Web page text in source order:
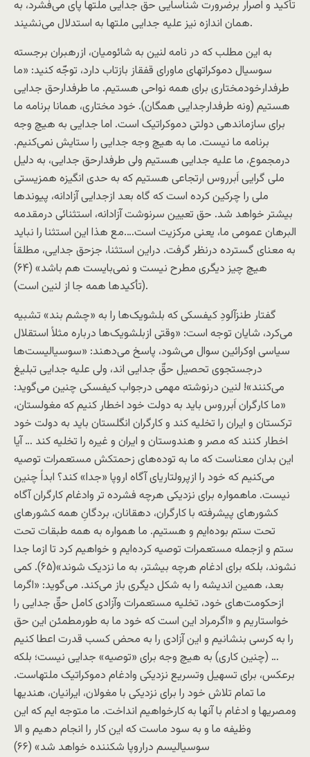
تأکيد و اصرار برضرورت شناسايی حق جدايی ملتها پای می‌فشرد، به
همان اندازه نيز عليه جدايی ملتها به استدلال می‌نشيند.
به اين مطلب که در نامه لنين به شائوميان، ازرهبران برجسته
سوسيال دموکراتهای ماورای قفقاز بازتاب دارد، توجّه کنيد: «ما
طرفدارخودمختاری برای همه نواحی هستيم. ما طرفدارحق جدايی
هستيم (ونه طرفدارجدايی همگان). خود مختاری، همانا برنامه ما
برای سازماندهی دولتی دموکراتيک است. اما جدايی به هيچ وجه
برنامه ما نيست. ما به هيچ وجه جدايی را ستايش نمی‌کنيم.
درمجموع، ما عليه جدايی هستيم ولی طرفدارحق جدايی، به دليل
ملی گرايی اَبرروس ارتجاعی هستيم که به حدی انگيزه همزيستی
ملی را چرکين کرده است که گاه بعد ازجدايی آزادانه، پيوندها
بيشتر خواهد شد. حق تعيين سرنوشت آزادانه، استثنائی درمقدمه
البرهان عمومی ما، يعنی مرکزيت است….مع هذا اين استثنا را نبايد
به معنای گسترده درنظر گرفت. دراين استثنا، جزحق جدايی، مطلقاً
هيچ چيز ديگری مطرح نيست و نمی‌بايست هم باشد» (۶۴)
(تأکيد‌ها همه جا از لنين است).
گفتار طنزآلودِ کيفسکی که بلشويک‌ها را به «چشم بند» تشبيه
می‌کرد، شایان توجه است: «وقتی ازبلشويک‌ها درباره مثلاً استقلال
سياسی اوکرائين سوال می‌شود، پاسخ می‌دهند: «سوسياليست‌ها
درجستجوی تحصيل حقّ جدايی اند، ولی عليه جدايی تبليغ
می‌کنند»! لنين درنوشته مهمی درجواب کيفسکی چنين می‌گويد:
«ما کارگران اَبرروس بايد به دولت خود اخطار کنيم که مغولستان،
ترکستان و ايران را تخليه کند و کارگران انگلستان بايد به دولت خود
اخطار کنند که مصر و هندوستان و ايران و غيره را تخليه کند … آيا
اين بدان معناست که ما به توده‌های زحمتکش مستعمرات توصيه
می‌کنيم که خود را ازپرولتاريای آگاه اروپا «جدا» کند؟ ابداً چنين
نيست. ماهمواره برای نزديکی هرچه فشرده تر وادغام کارگران آگاه
کشورهای پيشرفته با کارگران، دهقانان، بردگانِ همه کشورهای
تحت ستم بوده‌ايم و هستيم. ما همواره به همه طبقات تحت
ستم و ازجمله مستعمرات توصيه کرده‌ايم و خواهيم کرد تا ازما جدا
نشوند، بلکه برای ادغام هرچه بيشتر، به ما نزديک شوند»(۶۵). کمی
بعد، همين انديشه را به شکل ديگری باز می‌کند. می‌گويد: «اگرما
ازحکومت‌های خود، تخليه مستعمرات وآزادی کامل حقّ جدايی را
خواستاريم و «اگرمراد اين است که خود ما به طورمطمئن اين حق
را به کرسی بنشانيم و اين آزادی را به محض کسب قدرت اعطا کنيم
… (چنين کاری) به هيچ وجه برای «توصيه» جدايی نيست؛ بلکه
برعکس، برای تسهيل وتسريع نزديکی وادغام دموکراتيک ملتهاست.
ما تمام تلاش خود را برای نزديکی با مغولان، ايرانيان، هندیها
ومصریها و ادغام با آنها به کارخواهيم انداخت. ما متوجه ايم که اين
وظيفه ما و به سود ماست که اين کار را انجام دهيم و الا
سوسياليسم دراروپا شکننده خواهد شد» (۶۶)